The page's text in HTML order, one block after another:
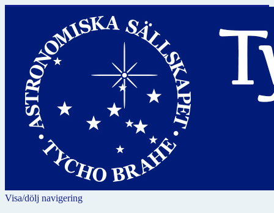
Visa/dölj navigering